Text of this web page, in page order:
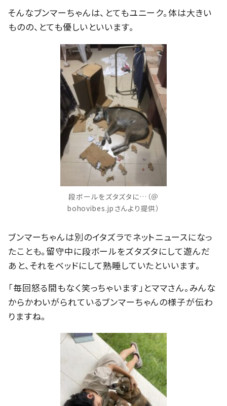
そんなブンマーちゃんは、とてもユニーク。体は大きい
ものの、とても優しいといいます。
段ボールをズタズタに…（＠
bohovibes.jpさんより提供）
ブンマーちゃんは別のイタズラでネットニュースになっ
たことも。留守中に段ボールをズタズタにして遊んだ
あと、それをベッドにして熟睡していたといいます。
「毎回怒る間もなく笑っちゃいます」とママさん。みんな
からかわいがられているブンマーちゃんの様子が伝わ
りますね。